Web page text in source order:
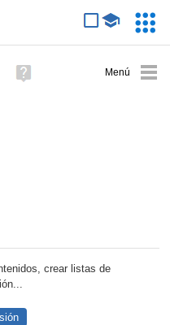
avanzada
Ayuda
(en
crear listas de